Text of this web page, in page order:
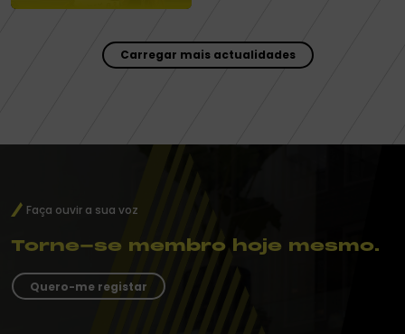
Carregar mais actualidades
Faça ouvir a sua voz
Torne-se membro hoje mesmo.
Quero-me registar